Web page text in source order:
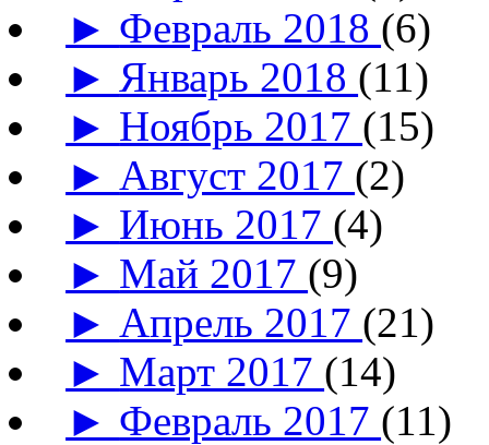
► Февраль 2018 (6)
► Январь 2018 (11)
► Ноябрь 2017 (15)
► Август 2017 (2)
► Июнь 2017 (4)
► Май 2017 (9)
► Апрель 2017 (21)
► Март 2017 (14)
► Февраль 2017 (11)